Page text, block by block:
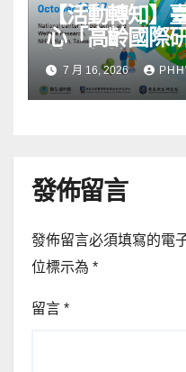
【活動轉知】
心「高齡國際
社區韌性」
7 月 16, 2026
發佈留言
發佈留言必須填寫的電
位標示為 *
留言 *